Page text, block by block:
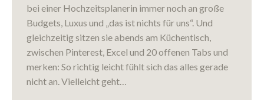
bei einer Hochzeitsplanerin immer noch an große
Budgets, Luxus und „das ist nichts für uns“. Und
gleichzeitig sitzen sie abends am Küchentisch,
zwischen Pinterest, Excel und 20 offenen Tabs und
merken: So richtig leicht fühlt sich das alles gerade
nicht an. Vielleicht geht…